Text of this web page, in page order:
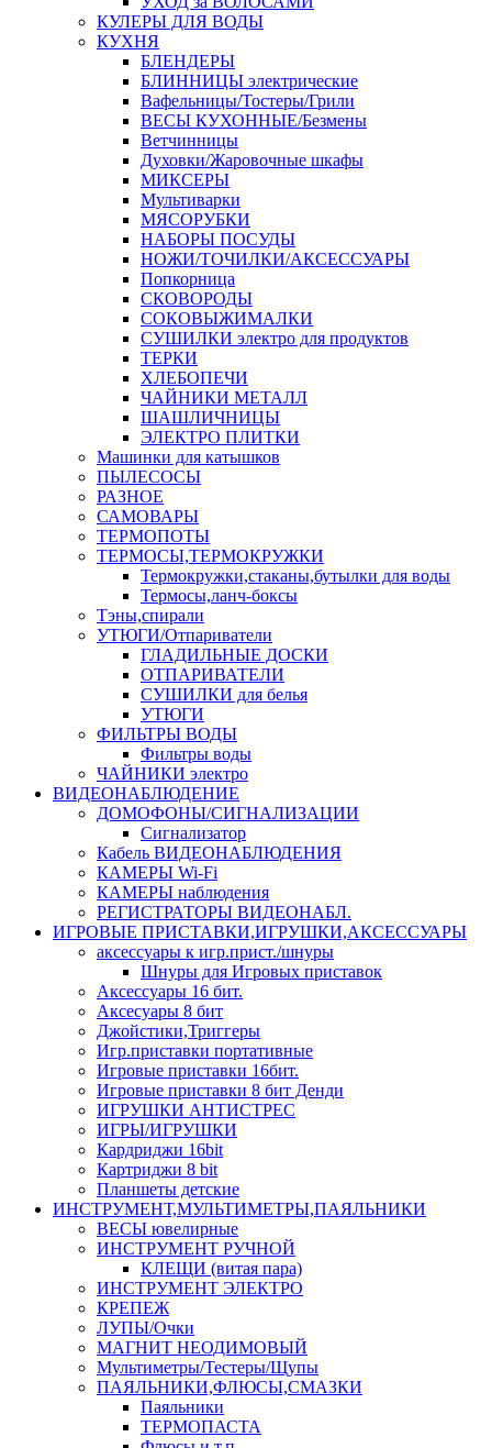
КУЛЕРЫ ДЛЯ ВОДЫ
КУХНЯ
БЛЕНДЕРЫ
БЛИННИЦЫ электрические
Вафельницы/Тостеры/Грили
ВЕСЫ КУХОННЫЕ/Безмены
Ветчинницы
Духовки/Жаровочные шкафы
МИКСЕРЫ
Мультиварки
МЯСОРУБКИ
НАБОРЫ ПОСУДЫ
НОЖИ/ТОЧИЛКИ/АКСЕССУАРЫ
Попкорница
СКОВОРОДЫ
СОКОВЫЖИМАЛКИ
СУШИЛКИ электро для продуктов
ТЕРКИ
ХЛЕБОПЕЧИ
ЧАЙНИКИ МЕТАЛЛ
ШАШЛИЧНИЦЫ
ЭЛЕКТРО ПЛИТКИ
Машинки для катышков
ПЫЛЕСОСЫ
РАЗНОЕ
САМОВАРЫ
ТЕРМОПОТЫ
ТЕРМОСЫ,ТЕРМОКРУЖКИ
Термокружки,стаканы,бутылки для воды
Термосы,ланч-боксы
Тэны,спирали
УТЮГИ/Отпариватели
ГЛАДИЛЬНЫЕ ДОСКИ
ОТПАРИВАТЕЛИ
СУШИЛКИ для белья
УТЮГИ
ФИЛЬТРЫ ВОДЫ
Фильтры воды
ЧАЙНИКИ электро
ВИДЕОНАБЛЮДЕНИЕ
ДОМОФОНЫ/СИГНАЛИЗАЦИИ
Сигнализатор
Кабель ВИДЕОНАБЛЮДЕНИЯ
КАМЕРЫ Wi-Fi
КАМЕРЫ наблюдения
РЕГИСТРАТОРЫ ВИДЕОНАБЛ.
ИГРОВЫЕ ПРИСТАВКИ,ИГРУШКИ,АКСЕССУАРЫ
аксесcуары к игр.прист./шнуры
Шнуры для Игровых приставок
Аксессуары 16 бит.
Аксесуары 8 бит
Джойстики,Триггеры
Игр.приставки портативные
Игровые приставки 16бит.
Игровые приставки 8 бит Денди
ИГРУШКИ АНТИСТРЕС
ИГРЫ/ИГРУШКИ
Кардриджи 16bit
Картриджи 8 bit
Планшеты детские
ИНСТРУМЕНТ,МУЛЬТИМЕТРЫ,ПАЯЛЬНИКИ
ВЕСЫ ювелирные
ИНСТРУМЕНТ РУЧНОЙ
КЛЕЩИ (витая пара)
ИНСТРУМЕНТ ЭЛЕКТРО
КРЕПЕЖ
ЛУПЫ/Очки
МАГНИТ НЕОДИМОВЫЙ
Мультиметры/Тестеры/Щупы
ПАЯЛЬНИКИ,ФЛЮСЫ,СМАЗКИ
Паяльники
ТЕРМОПАСТА